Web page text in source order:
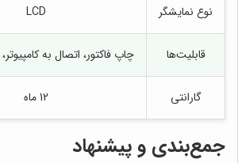
نوع نمایشگر LCD
قابلیت‌ها چاپ فاکتور، اتصال به
گارانتی 12 ماه
جمع‌بندی و پیشنهاد